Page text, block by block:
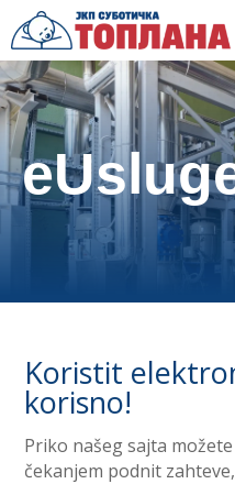
Koristit
korisno!
Priko našeg sajta
čekanjem podnit